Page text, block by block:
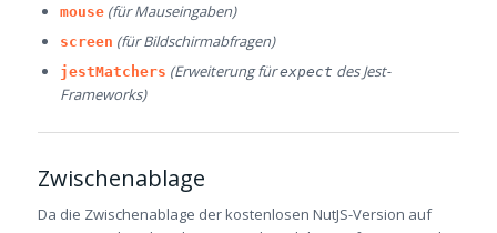
mouse (für Mauseingaben)
screen (für Bildschirmabfragen)
jestMatchers (Erweiterung fürexpect des Jest-
Frameworks)
Zwischenablage
Da die Zwischenablage der kostenlosen NutJS-Version auf